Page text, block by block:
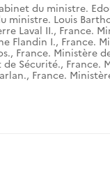
du ministre.
ministre. Louis
Laval II., France.
Flandin I., France.
, France. Ministère
Sécurité., France.
, France.